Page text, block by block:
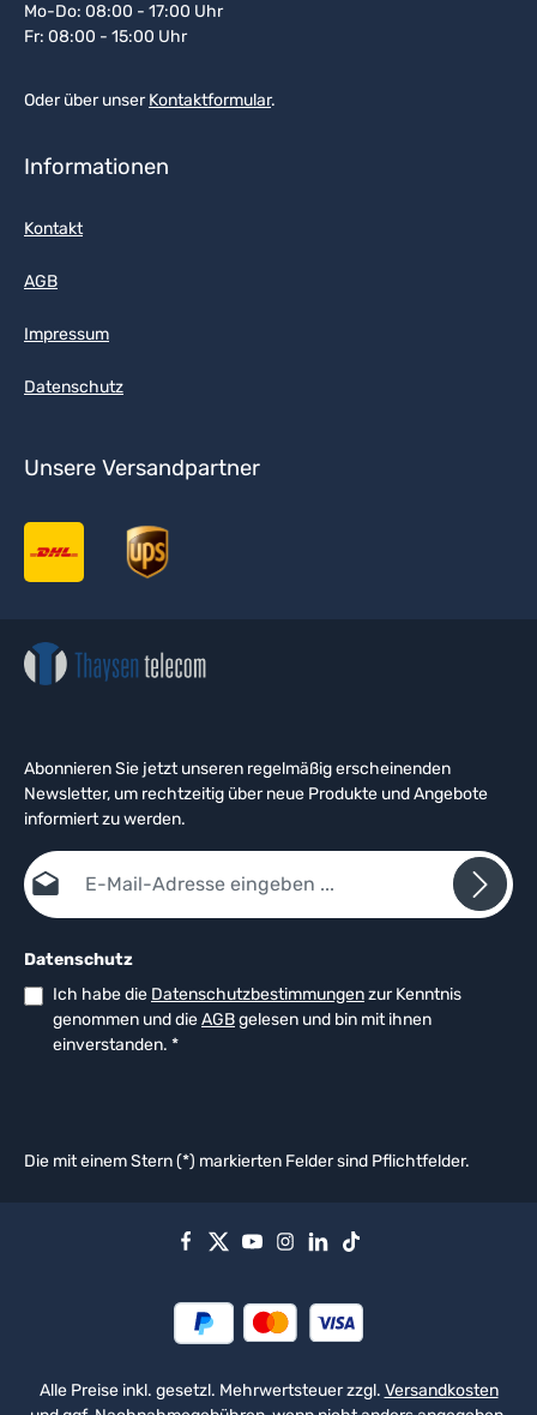
Mo-Do: 08:00 - 17:00 Uhr
Fr: 08:00 - 15:00 Uhr
Oder über unserKontaktformular.
Informationen
Kontakt
AGB
Impressum
Datenschutz
Unsere Versandpartner
Abonnieren Sie jetzt unseren regelmäßig erscheinenden
Newsletter, um rechtzeitig über neue Produkte und Angebote
informiert zu werden.
E-Mail-Adresse*
Datenschutz
Ich habe die Datenschutzbestimmungenzur Kenntnis
genommen und dieAGBgelesen und bin mit ihnen
einverstanden. *
Die mit einem Stern (*) markierten Felder sind Pflichtfelder.
Alle Preise inkl. gesetzl. Mehrwertsteuer zzgl. Versandkosten